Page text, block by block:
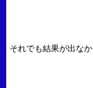
それでも結果が出なか